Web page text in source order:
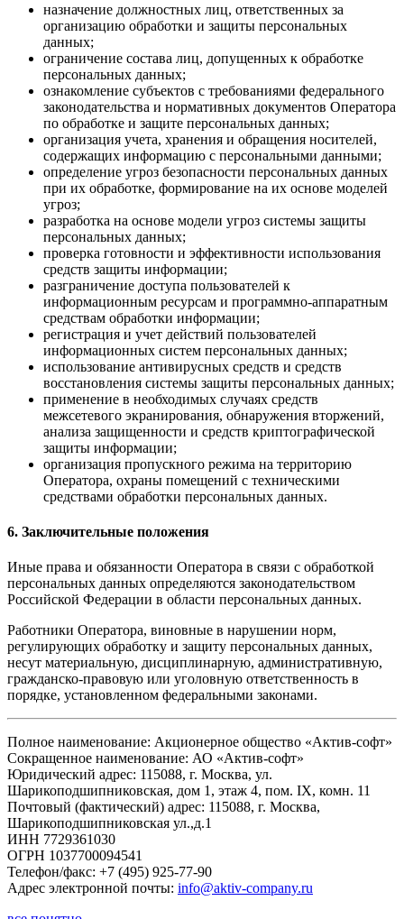
назначение должностных лиц, ответственных за
организацию обработки и защиты персональных
данных;
ограничение состава лиц, допущенных к обработке
персональных данных;
ознакомление субъектов с требованиями федерального
законодательства и нормативных документов Оператора
по обработке и защите персональных данных;
организация учета, хранения и обращения носителей,
содержащих информацию с персональными данными;
определение угроз безопасности персональных данных
при их обработке, формирование на их основе моделей
угроз;
разработка на основе модели угроз системы защиты
персональных данных;
проверка готовности и эффективности использования
средств защиты информации;
разграничение доступа пользователей к
информационным ресурсам и программно-аппаратным
средствам обработки информации;
регистрация и учет действий пользователей
информационных систем персональных данных;
использование антивирусных средств и средств
восстановления системы защиты персональных данных;
применение в необходимых случаях средств
межсетевого экранирования, обнаружения вторжений,
анализа защищенности и средств криптографической
защиты информации;
организация пропускного режима на территорию
Оператора, охраны помещений с техническими
средствами обработки персональных данных.
6. Заключительные положения
Иные права и обязанности Оператора в связи с обработкой
персональных данных определяются законодательством
Российской Федерации в области персональных данных.
Работники Оператора, виновные в нарушении норм,
регулирующих обработку и защиту персональных данных,
несут материальную, дисциплинарную, административную,
гражданско-правовую или уголовную ответственность в
порядке, установленном федеральными законами.
Полное наименование: Акционерное общество «Актив-софт»
Сокращенное наименование: АО «Актив-софт»
Юридический адрес: 115088, г. Москва, ул.
Шарикоподшипниковская, дом 1, этаж 4, пом. IX, комн. 11
Почтовый (фактический) адрес: 115088, г. Москва,
Шарикоподшипниковская ул.,д.1
ИНН 7729361030
ОГРН 1037700094541
Телефон/факс: +7 (495) 925-77-90
Адрес электронной почты: info@aktiv-company.ru